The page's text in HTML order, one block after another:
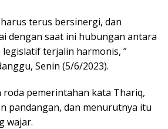
terus bersinergi, dan
dengan saat ini hubungan antara
terjalin harmonis, ”
Senin (5/6/2023).
roda pemerintahan kata Thariq,
pandangan, dan menurutnya itu
wajar.